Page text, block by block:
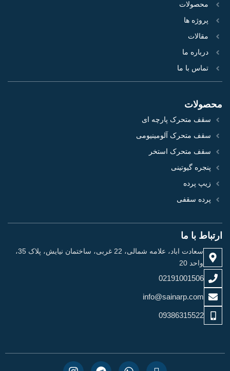
محصولات
پروژه‌ ها
مقالات
درباره ما
تماس با ما
محصولات
سقف متحرک پارچه ای
سقف متحرک آلومینیومی
سقف متحرک استخر
پنجره گیوتینی
زیپ پرده
پرده سقفی
ارتباط با ما
سعادت اباد، علامه شمالی، 22 غربی، ساختمان نیایش، پلاک 35،
واحد 20
02191001506
info@sainarp.com
09386315522